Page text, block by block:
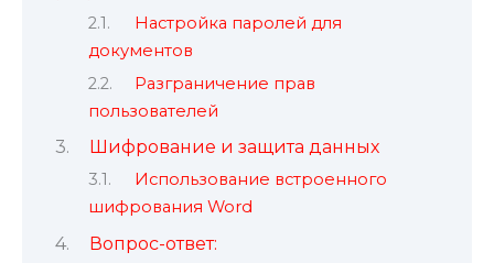
Настройка паролей для
документов
Разграничение прав
пользователей
Шифрование и защита данных
Использование встроенного
шифрования Word
Вопрос-ответ: